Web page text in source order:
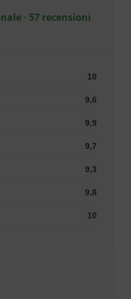
· 57 recensioni
10
9,6
9,9
9,7
9,3
9,8
10